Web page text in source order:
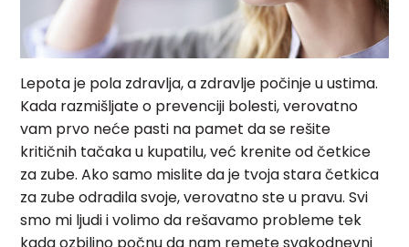
Lepota je pola zdravlja, a zdravlje počinje u ustima.
Kada razmišljate o prevenciji bolesti, verovatno
vam prvo neće pasti na pamet da se rešite
kritičnih tačaka u kupatilu, već krenite od četkice
za zube. Ako samo mislite da je tvoja stara četkica
za zube odradila svoje, verovatno ste u pravu. Svi
smo mi ljudi i volimo da rešavamo probleme tek
kada ozbiljno počnu da nam remete svakodnevni